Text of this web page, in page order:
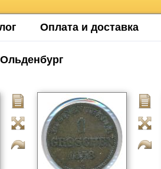
Оплата и доставка